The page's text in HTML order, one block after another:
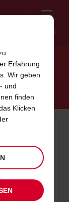
Menü
in Europa
Abhol- und
Erfahrung
Wir geben
und
finden
Klicken